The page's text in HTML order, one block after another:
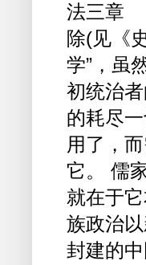
法三章
除(见《
学”，虽
初统治
的耗尽
用了，
它。 儒
就在于
族政治
封建的